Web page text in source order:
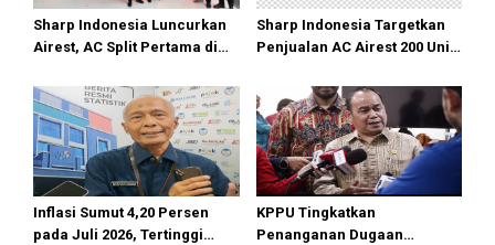
Sharp Indonesia Luncurkan
Airest, AC Split Pertama di
Sharp Indonesia Targetkan
Penjualan AC Airest 200 Unit
Inflasi Sumut 4,20 Persen
pada Juli 2026, Tertinggi
KPPU Tingkatkan
Penanganan Dugaan